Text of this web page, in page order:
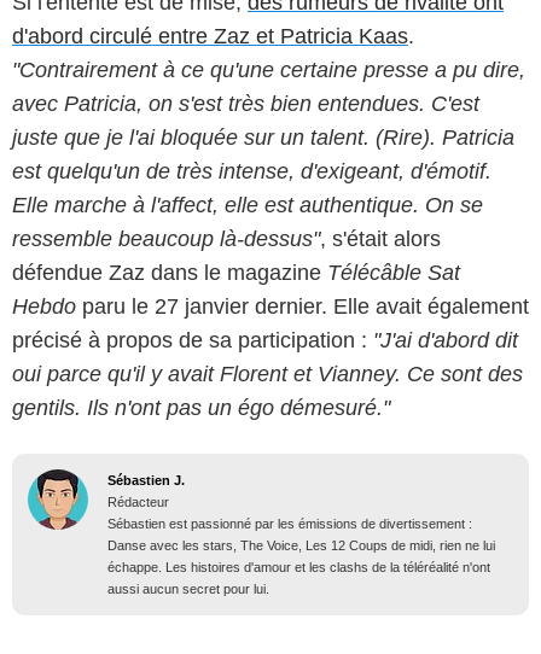
d'abord circulé entre Zaz et Patricia Kaas.
"Contrairement à ce qu'une certaine presse a pu dire,
avec Patricia, on s'est très bien entendues. C'est
juste que je l'ai bloquée sur un talent. (Rire). Patricia
est quelqu'un de très intense, d'exigeant, d'émotif.
Elle marche à l'affect, elle est authentique. On se
ressemble beaucoup là-dessus", s'était alors
défendue Zaz dans le magazine Télécâble Sat
Hebdo paru le 27 janvier dernier. Elle avait également
précisé à propos de sa participation : "J'ai d'abord dit
oui parce qu'il y avait Florent et Vianney. Ce sont des
gentils. Ils n'ont pas un égo démesuré."
Sébastien J.
Rédacteur
Sébastien est passionné par les émissions de divertissement :
Danse avec les stars, The Voice, Les 12 Coups de midi, rien ne lui
échappe. Les histoires d'amour et les clashs de la téléréalité n'ont
aussi aucun secret pour lui.